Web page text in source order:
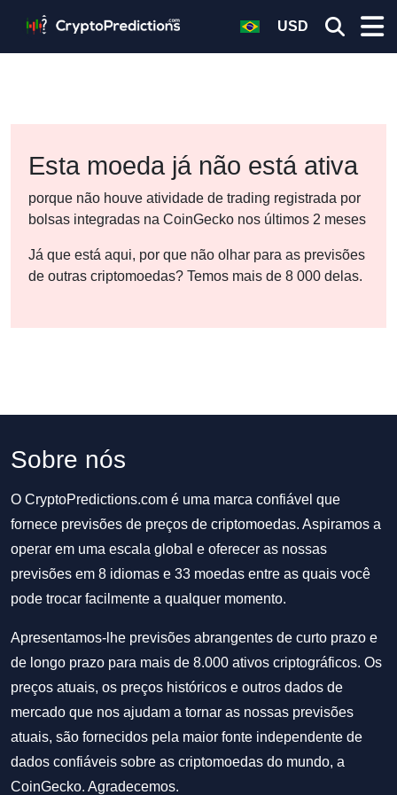
USD
Esta moeda já não está ativa
porque não houve atividade de trading registrada por
bolsas integradas na CoinGecko nos últimos 2 meses
Já que está aqui, por que não olhar para as previsões
de outras criptomoedas? Temos mais de 8 000 delas.
Sobre nós
O CryptoPredictions.com é uma marca confiável que
fornece previsões de preços de criptomoedas. Aspiramos a
operar em uma escala global e oferecer as nossas
previsões em 8 idiomas e 33 moedas entre as quais você
pode trocar facilmente a qualquer momento.
Apresentamos-lhe previsões abrangentes de curto prazo e
de longo prazo para mais de 8.000 ativos criptográficos. Os
preços atuais, os preços históricos e outros dados de
mercado que nos ajudam a tornar as nossas previsões
atuais, são fornecidos pela maior fonte independente de
dados confiáveis sobre as criptomoedas do mundo, a
CoinGecko. Agradecemos.